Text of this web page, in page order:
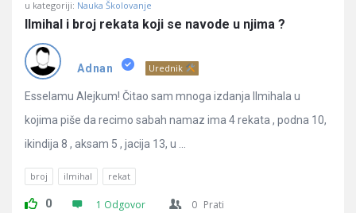
u kategoriji: Nauka Školovanje
Ilmihal i broj rekata koji se navode u njima ?
Adnan Urednik
Esselamu Alejkum! Čitao sam mnoga izdanja Ilmihala u
kojima piše da recimo sabah namaz ima 4 rekata , podna 10,
ikindija 8 , aksam 5 , jacija 13, u ...
broj ilmihal rekat
0 1 Odgovor 0 Prati